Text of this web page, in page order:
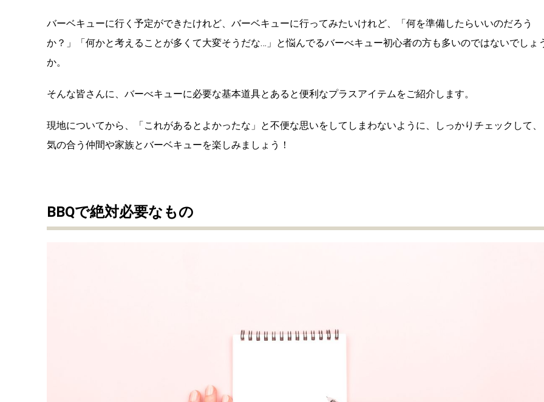
バーベキューに行く予定ができたけれど、バーベキューに行ってみたいけれど、「何を準備したらいいのだろう
か？」「何かと考えることが多くて大変そうだな…」と悩んでるバーべキュー初心者の方も多いのではないでしょ
か。
そんな皆さんに、バーべキューに必要な基本道具とあると便利なプラスアイテムをご紹介します。
現地についてから、「これがあるとよかったな」と不便な思いをしてしまわないように、しっかりチェックして、
気の合う仲間や家族とバーベキューを楽しみましょう！
BBQで絶対必要なもの